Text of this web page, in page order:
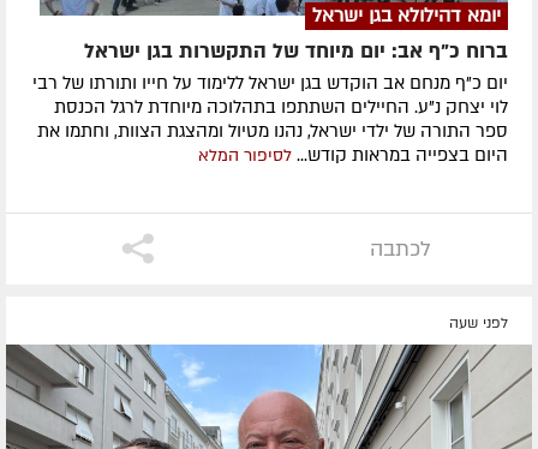
יומא דהילולא בגן ישראל
ברוח כ"ף אב: יום מיוחד של התקשרות בגן ישראל
יום כ"ף מנחם אב הוקדש בגן ישראל ללימוד על חייו ותורתו של רבי
לוי יצחק נ"ע. החיילים השתתפו בתהלוכה מיוחדת לרגל הכנסת
ספר התורה של ילדי ישראל, נהנו מטיול ומהצגת הצוות, וחתמו את
היום בצפייה במראות קודש... לסיפור המלא
לכתבה
לפני שעה